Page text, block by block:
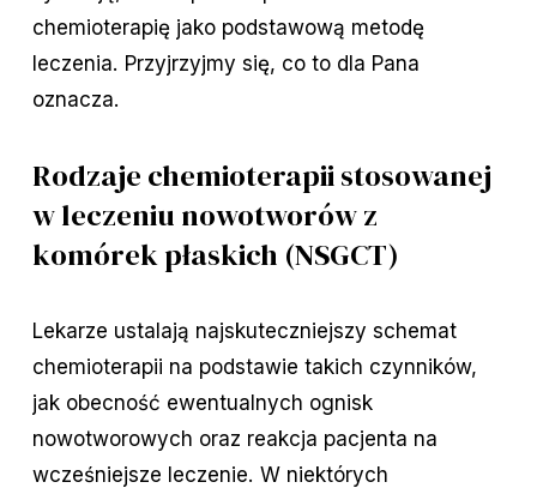
chemioterapię jako podstawową metodę
leczenia. Przyjrzyjmy się, co to dla Pana
oznacza.
Rodzaje chemioterapii stosowanej
w leczeniu nowotworów z
komórek płaskich (NSGCT)
Lekarze ustalają najskuteczniejszy schemat
chemioterapii na podstawie takich czynników,
jak obecność ewentualnych ognisk
nowotworowych oraz reakcja pacjenta na
wcześniejsze leczenie. W niektórych